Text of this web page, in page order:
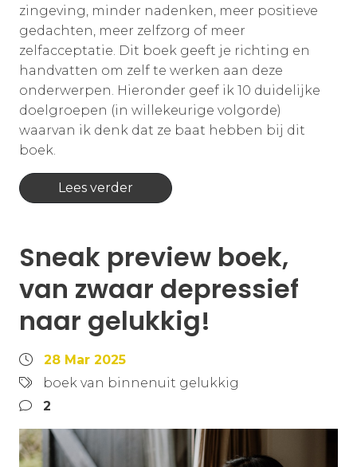
zingeving, minder nadenken, meer positieve
gedachten, meer zelfzorg of meer
zelfacceptatie. Dit boek geeft je richting en
handvatten om zelf te werken aan deze
onderwerpen. Hieronder geef ik 10 duidelijke
doelgroepen (in willekeurige volgorde)
waarvan ik denk dat ze baat hebben bij dit
boek.
Lees verder
Sneak preview boek,
van zwaar depressief
naar gelukkig!
28 Mar 2025
boek van binnenuit gelukkig
2